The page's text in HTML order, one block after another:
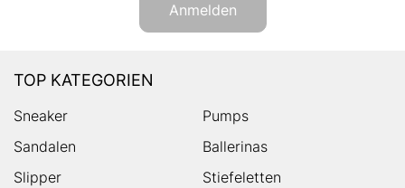
Anmelden
TOP KATEGORIEN
Sneaker
Pumps
Sandalen
Ballerinas
Slipper
Stiefeletten